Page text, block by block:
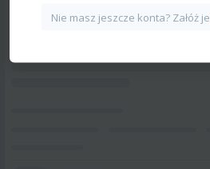
Nie masz jeszcze konta? Załóż je